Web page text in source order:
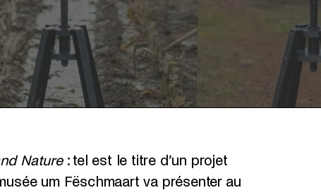
Nature: tel est le titre d’un projet
um Fëschmaart va présenter au